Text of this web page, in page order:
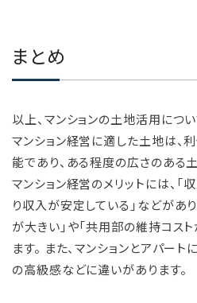
まとめ
以上、マンションの土地活用につ
マンション経営に適した土地は、
能であり、ある程度の広さのある土
マンション経営のメリットには、「
り収入が安定している」などがあ
が大きい」や「共用部の維持コス
ます。 また、マンションとアパー
の高級感などに違いがあります。